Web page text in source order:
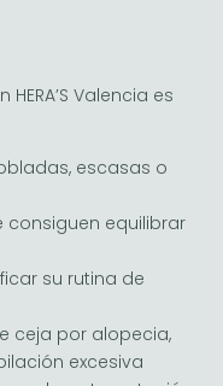
Valencia es
escasas o
consiguen equilibrar
su rutina de
ceja por alopecia,
excesiva